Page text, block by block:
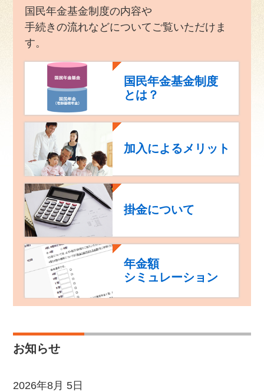
国民年金基金制度の内容や
手続きの流れなどについてご覧いただけま
す。
国民年金基金制度
とは？
加入によるメリット
掛金について
年金額
シミュレーション
お知らせ
2026年8月 5日